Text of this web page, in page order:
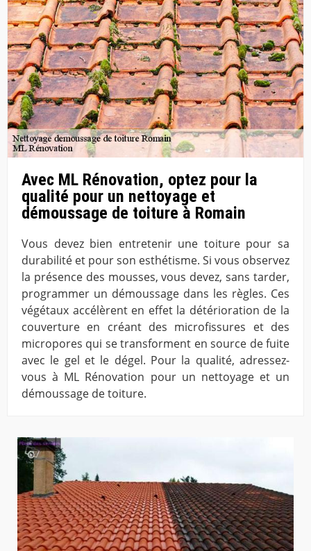
Avec ML Rénovation, optez pour la
qualité pour un nettoyage et
démoussage de toiture à Romain
Vous devez bien entretenir une toiture pour sa
durabilité et pour son esthétisme. Si vous observez
la présence des mousses, vous devez, sans tarder,
programmer un démoussage dans les règles. Ces
végétaux accélèrent en effet la détérioration de la
couverture en créant des microfissures et des
micropores qui se transforment en source de fuite
avec le gel et le dégel. Pour la qualité, adressez-
vous à ML Rénovation pour un nettoyage et un
démoussage de toiture.